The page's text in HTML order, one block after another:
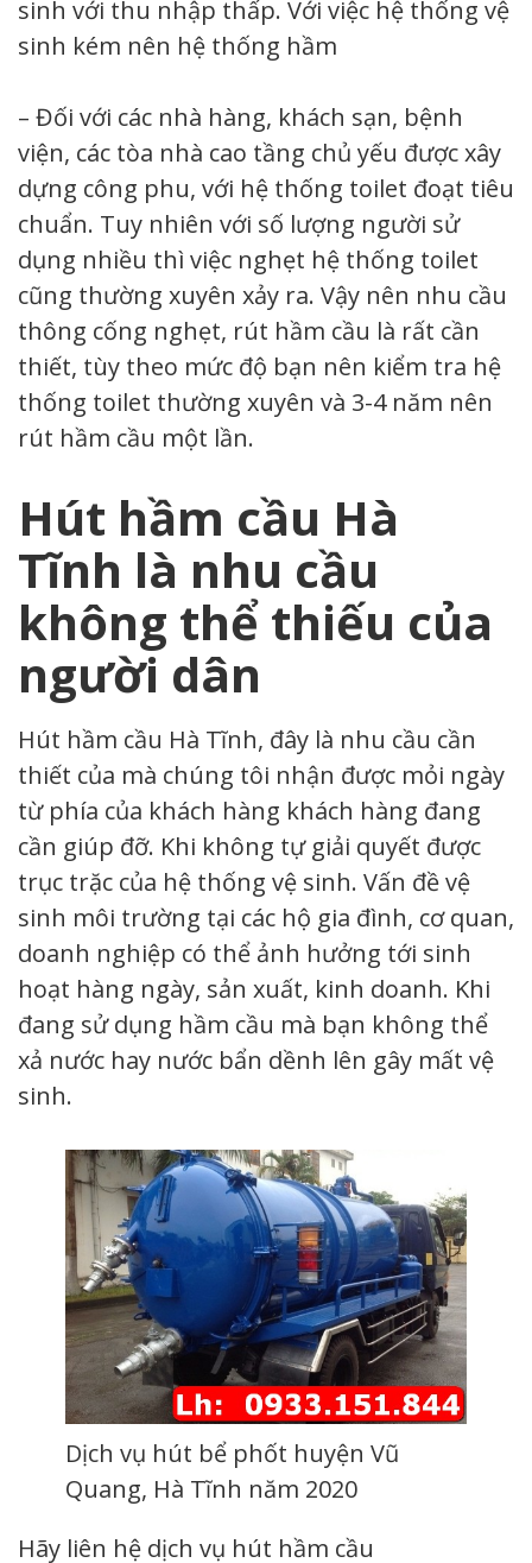
sinh với thu nhập thấp. Với việc hệ thống vệ
sinh kém nên hệ thống hầm
– Đối với các nhà hàng, khách sạn, bệnh
viện, các tòa nhà cao tầng chủ yếu được xây
dựng công phu, với hệ thống toilet đoạt tiêu
chuẩn. Tuy nhiên với số lượng người sử
dụng nhiều thì việc nghẹt hệ thống toilet
cũng thường xuyên xảy ra. Vậy nên nhu cầu
thông cống nghẹt, rút hầm cầu là rất cần
thiết, tùy theo mức độ bạn nên kiểm tra hệ
thống toilet thường xuyên và 3-4 năm nên
rút hầm cầu một lần.
Hút hầm cầu Hà
Tĩnh là nhu cầu
không thể thiếu của
người dân
Hút hầm cầu Hà Tĩnh, đây là nhu cầu cần
thiết của mà chúng tôi nhận được mỏi ngày
từ phía của khách hàng khách hàng đang
cần giúp đỡ. Khi không tự giải quyết được
trục trặc của hệ thống vệ sinh. Vấn đề vệ
sinh môi trường tại các hộ gia đình, cơ quan,
doanh nghiệp có thể ảnh hưởng tới sinh
hoạt hàng ngày, sản xuất, kinh doanh. Khi
đang sử dụng hầm cầu mà bạn không thể
xả nước hay nước bẩn dềnh lên gây mất vệ
sinh.
Dịch vụ hút bể phốt huyện Vũ
Quang, Hà Tĩnh năm 2020
Hãy liên hệ dịch vụ hút hầm cầu